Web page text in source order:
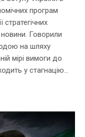
програм
стратегічних
Говорили
на шляху
мірі вимоги до
у стагнацію...